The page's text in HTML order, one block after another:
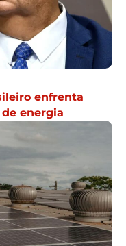
enfrenta
energia